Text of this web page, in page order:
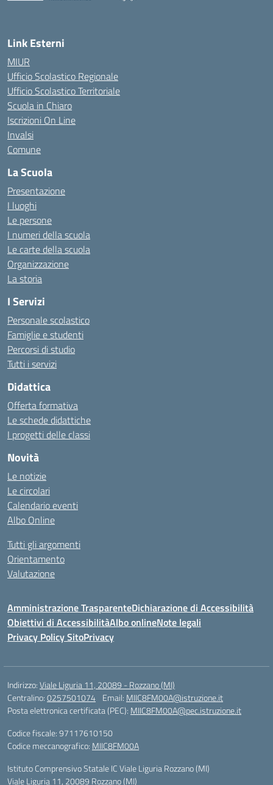
Link Esterni
MIUR
Ufficio Scolastico Regionale
Ufficio Scolastico Territoriale
Scuola in Chiaro
Iscrizioni On Line
Invalsi
Comune
La Scuola
Presentazione
I luoghi
Le persone
I numeri della scuola
Le carte della scuola
Organizzazione
La storia
I Servizi
Personale scolastico
Famiglie e studenti
Percorsi di studio
Tutti i servizi
Didattica
Offerta formativa
Le schede didattiche
I progetti delle classi
Novità
Le notizie
Le circolari
Calendario eventi
Albo Online
Tutti gli argomenti
Orientamento
Valutazione
Amministrazione TrasparenteDichiarazione di Accessibilità
Obiettivi di AccessibilitàAlbo onlineNote legali
Privacy Policy SitoPrivacy
Indirizzo:Viale Liguria 11, 20089 - Rozzano (MI)
Centralino:0257501074 Email: MIIC8FM00A@istruzione.it
Posta elettronica certificata (PEC): MIIC8FM00A@pec.istruzione.it
Codice fiscale: 97117610150
Codice meccanografico: MIIC8FM00A
Istituto Comprensivo Statale IC Viale Liguria Rozzano (MI)
Viale Liguria 11, 20089 Rozzano (MI)